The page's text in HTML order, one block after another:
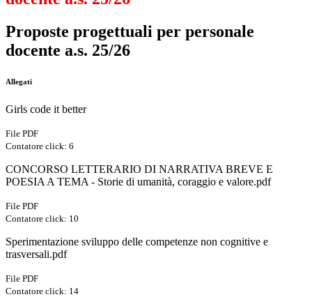
Proposte progettuali per personale
docente a.s. 25/26
Allegati
Girls code it better
File PDF
Contatore click: 6
CONCORSO LETTERARIO DI NARRATIVA BREVE E
POESIA A TEMA - Storie di umanità, coraggio e valore.pdf
File PDF
Contatore click: 10
Sperimentazione sviluppo delle competenze non cognitive e
trasversali.pdf
File PDF
Contatore click: 14